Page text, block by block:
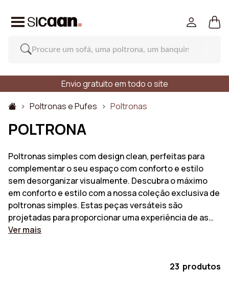
Envio gratuito em todo o site
Poltronas e Pufes
Poltronas
POLTRONA
Poltronas simples com design clean, perfeitas para
complementar o seu espaço com conforto e estilo
sem desorganizar visualmente. Descubra o máximo
em conforto e estilo com a nossa coleção exclusiva de
poltronas simples. Estas peças versáteis são
projetadas para proporcionar uma experiência de as…
Ver mais
23 produtos